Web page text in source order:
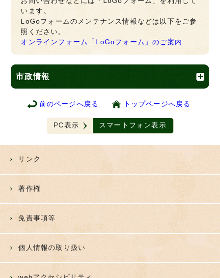
います。
LoGoフォームのメンテナンス情報などは以下をご参
照ください。
オンラインフォーム「LoGoフォーム」のご案内
市政情報
前のページへ戻る トップページへ戻る
PC表示 スマートフォン表示
リンク
著作権
免責事項等
個人情報の取り扱い